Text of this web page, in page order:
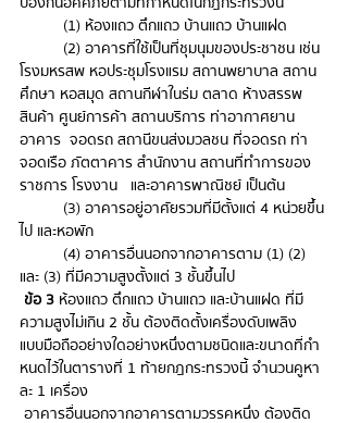
(1) ห้องแถว ตึกแถว บ้านแถว บ้านแฝด
(2) อาคารที่ใช้เป็นที่ชุมนุมของประชาชน เช่น
โรงมหรสพ หอประชุมโรงแรม สถานพยาบาล สถาน
ศึกษา หอสมุด สถานกีฬาในร่ม ตลาด ห้างสรรพ
สินค้า ศูนย์การค้า สถานบริการ ท่าอากาศยาน
อาคาร  จอดรถ สถานีขนส่งมวลชน ที่จอดรถ ท่า
จอดเรือ ภัตตาคาร สํานักงาน สถานที่ทําการของ
ราชการ โรงงาน   และอาคารพาณิชย์ เป็นต้น
(3) อาคารอยู่อาศัยรวมที่มีตั้งแต่ 4 หน่วยขึ้น
ไป และหอพัก
(4) อาคารอื่นนอกจากอาคารตาม (1) (2)
และ (3) ที่มีความสูงตั้งแต่ 3 ชั้นขึ้นไป
ข้อ 3 ห้องแถว ตึกแถว บ้านแถว และบ้านแฝด ที่มี
ความสูงไม่เกิน 2 ชั้น ต้องติดตั้งเครื่องดับเพลิง
แบบมือถืออย่างใดอย่างหนึ่งตามชนิดและขนาดที่กํา
หนดไว้ในตารางที่ 1 ท้ายกฎกระทรวงนี้ จํานวนคูหา
ละ 1 เครื่อง